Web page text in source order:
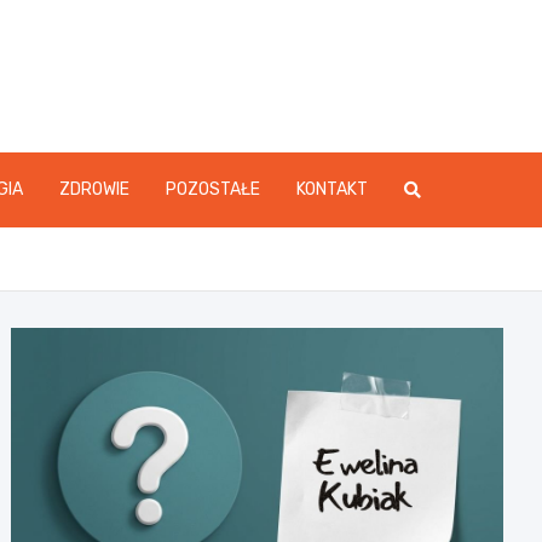
ZDROWIE POZOSTAŁE KONTAKT